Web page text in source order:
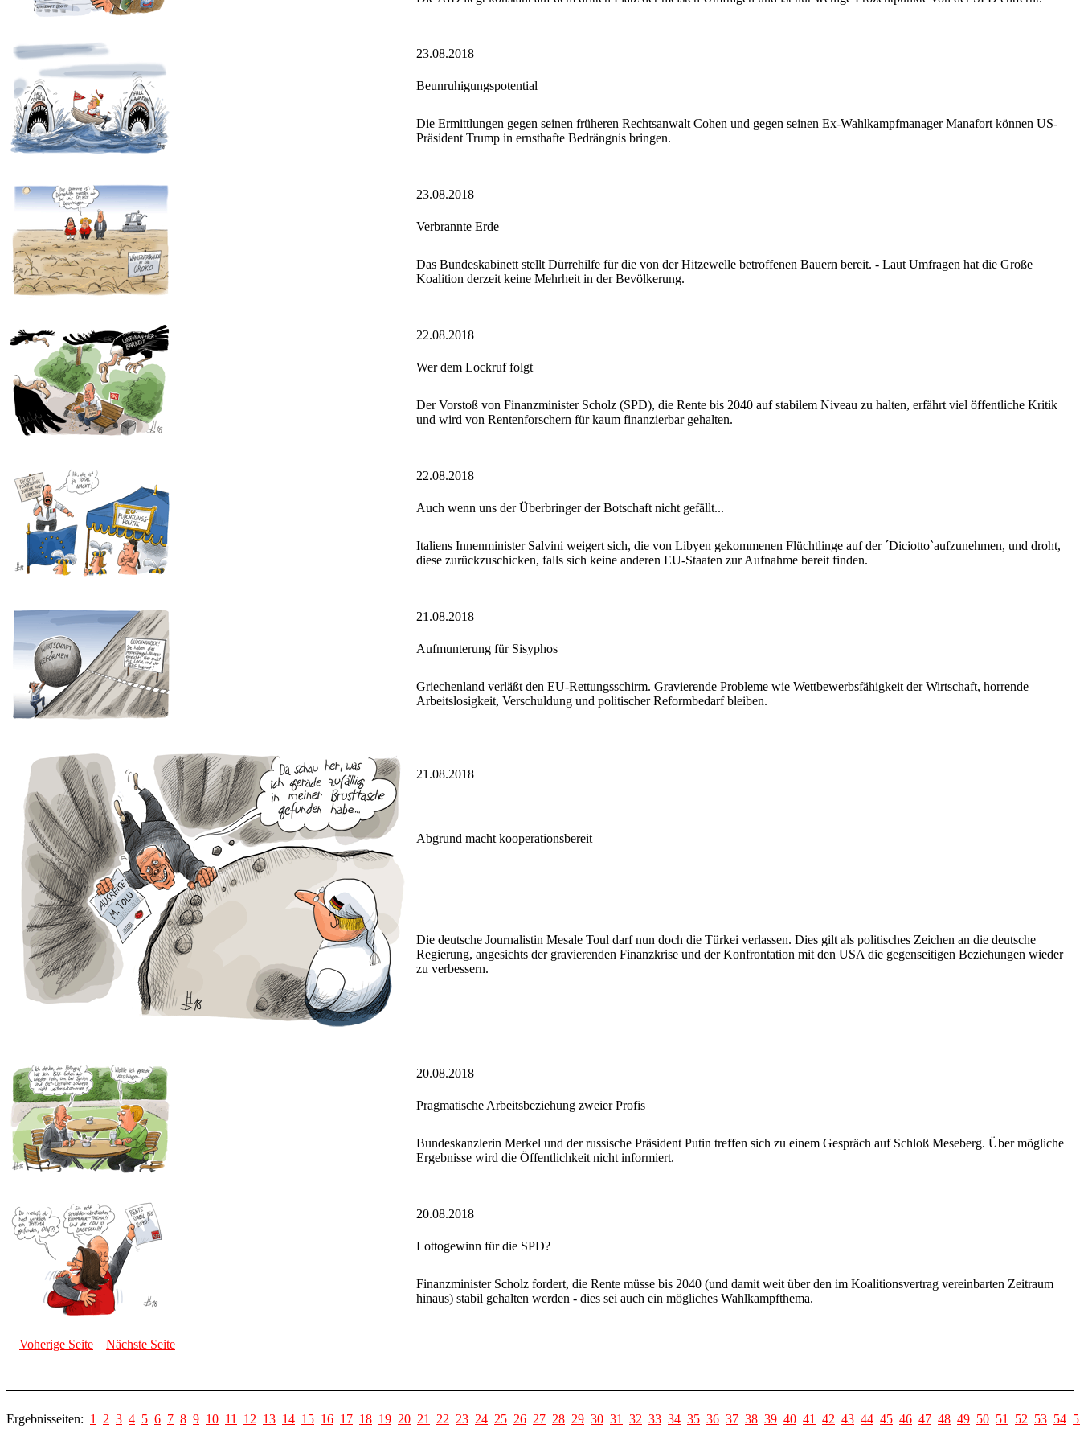
23.08.2018
Beunruhigungspotential
Die Ermittlungen gegen seinen früheren Rechtsanwalt Cohen und gegen seinen Ex-Wahlkampfmanager Manafort können US-
Präsident Trump in ernsthafte Bedrängnis bringen.
23.08.2018
Verbrannte Erde
Das Bundeskabinett stellt Dürrehilfe für die von der Hitzewelle betroffenen Bauern bereit. - Laut Umfragen hat die Große
Koalition derzeit keine Mehrheit in der Bevölkerung.
22.08.2018
Wer dem Lockruf folgt
Der Vorstoß von Finanzminister Scholz (SPD), die Rente bis 2040 auf stabilem Niveau zu halten, erfährt viel öffentliche Kritik
und wird von Rentenforschern für kaum finanzierbar gehalten.
22.08.2018
Auch wenn uns der Überbringer der Botschaft nicht gefällt...
Italiens Innenminister Salvini weigert sich, die von Libyen gekommenen Flüchtlinge auf der ´Diciotto`aufzunehmen, und droht,
diese zurückzuschicken, falls sich keine anderen EU-Staaten zur Aufnahme bereit finden.
21.08.2018
Aufmunterung für Sisyphos
Griechenland verläßt den EU-Rettungsschirm. Gravierende Probleme wie Wettbewerbsfähigkeit der Wirtschaft, horrende
Arbeitslosigkeit, Verschuldung und politischer Reformbedarf bleiben.
21.08.2018
Abgrund macht kooperationsbereit
Die deutsche Journalistin Mesale Toul darf nun doch die Türkei verlassen. Dies gilt als politisches Zeichen an die deutsche
Regierung, angesichts der gravierenden Finanzkrise und der Konfrontation mit den USA die gegenseitigen Beziehungen wieder
zu verbessern.
20.08.2018
Pragmatische Arbeitsbeziehung zweier Profis
Bundeskanzlerin Merkel und der russische Präsident Putin treffen sich zu einem Gespräch auf Schloß Meseberg. Über mögliche
Ergebnisse wird die Öffentlichkeit nicht informiert.
20.08.2018
Lottogewinn für die SPD?
Finanzminister Scholz fordert, die Rente müsse bis 2040 (und damit weit über den im Koalitionsvertrag vereinbarten Zeitraum
hinaus) stabil gehalten werden - dies sei auch ein mögliches Wahlkampfthema.
Voherige Seite Nächste Seite
Ergebnisseiten: 1 2 3 4 5 6 7 8 9 10 11 12 13 14 15 16 17 18 19 20 21 22 23 24 25 26 27 28 29 30 31 32 33 34 35 36 37 38 39 40 41 42 43 44 45 46 47 48 49 50 51 52 53 54